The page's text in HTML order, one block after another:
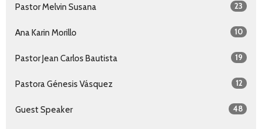
Pastor Melvin Susana 23
Ana Karin Morillo 10
Pastor Jean Carlos Bautista 19
Pastora Génesis Vásquez 12
Guest Speaker 48